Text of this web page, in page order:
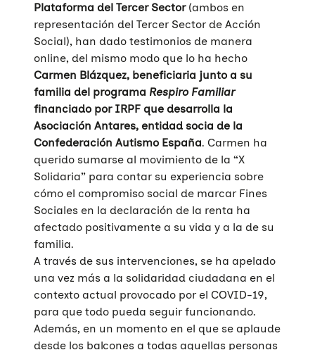
Plataforma del Tercer Sector(ambos en
representación del Tercer Sector de Acción
Social), han dado testimonios de manera
online, del mismo modo que lo ha hecho
Carmen Blázquez, beneficiaria junto a su
familia del programa Respiro Familiar
financiado por IRPF que desarrolla la
Asociación Antares, entidad socia de la
Confederación Autismo España. Carmen ha
querido sumarse al movimiento de la “X
Solidaria” para contar su experiencia sobre
cómo el compromiso social de marcar Fines
Sociales en la declaración de la renta ha
afectado positivamente a su vida y a la de su
familia.
A través de sus intervenciones, se ha apelado
una vez más a la solidaridad ciudadana en el
contexto actual provocado por el COVID-19,
para que todo pueda seguir funcionando.
Además, en un momento en el que se aplaude
desde los balcones a todas aquellas personas